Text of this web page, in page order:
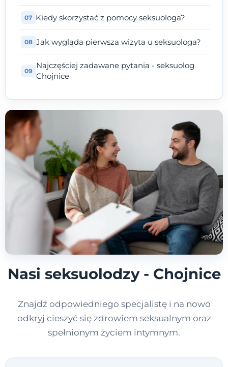
Kiedy skorzystać z pomocy seksuologa?
Jak wygląda pierwsza wizyta u seksuologa?
Najczęściej zadawane pytania - seksuolog
Chojnice
Nasi seksuolodzy - Chojnice
Znajdź odpowiedniego specjalistę i na nowo
odkryj cieszyć się zdrowiem seksualnym oraz
spełnionym życiem intymnym.